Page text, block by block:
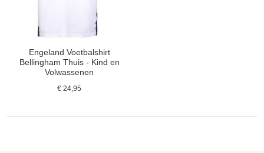
Engeland Voetbalshirt
Bellingham Thuis - Kind en
Volwassenen
€ 24,95